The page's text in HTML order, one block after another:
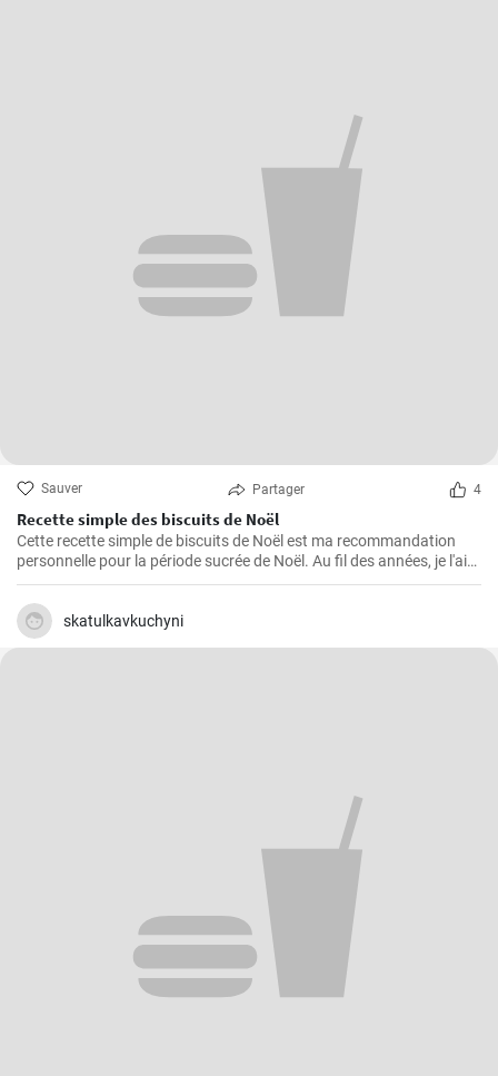
Sauver Partager 4
Recette simple des biscuits de Noël
Cette recette simple de biscuits de Noël est ma recommandation
personnelle pour la période sucrée de Noël. Au fil des années, je l'ai
préparée à plusieurs reprises dans ma propre cuisine et elle s'est
avérée être une favorite absolue - pour moi et pour tous ceux qui ont
eu le plaisir de l'essayer. Les ingrédients sont faciles à trouver et la
manipulation est à la portée de tous, même des débutants en
skatulkavkuchyni